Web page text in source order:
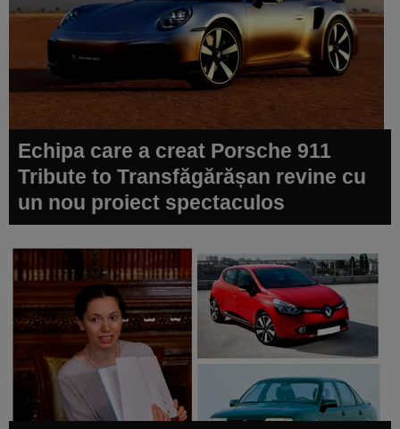
Echipa care a creat Porsche 911
Tribute to Transfăgărășan revine cu
un nou proiect spectaculos